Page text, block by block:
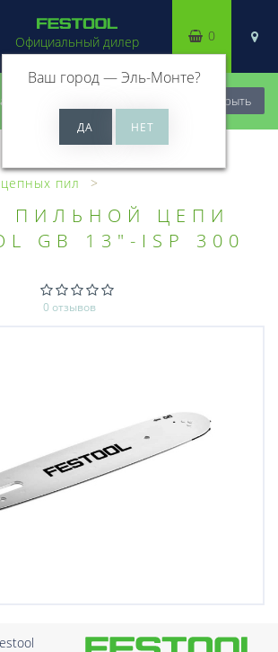
успей купить! Закрыть
Официальный дилер
Ваш город —Эль-Монте?
0
пил
ПИЛЬНОЙ ЦЕПИ
GB 13"-ISP 300
0 отзывов